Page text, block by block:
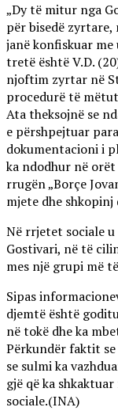
„Dy të mitur nga
për bisedë
janë konfiskuar
tretë është V.D.
njoftim zyrtar në
procedurë të
Ata theksojnë se
e përshpejtuar
dokumentacioni i
ka ndodhur në
rrugën „Borçe
mjete dhe shkopinj
Në rrjetet sociale u
Gostivari, në të
mes një grupi më
Sipas
djemtë është
në tokë dhe ka
Përkundër faktit
se sulmi ka
gjë që ka
sociale.(INA)